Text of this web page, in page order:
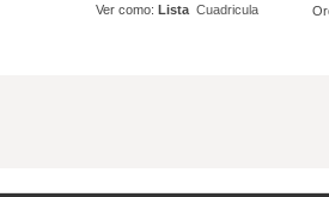
Ver como: Lista Cuadricula